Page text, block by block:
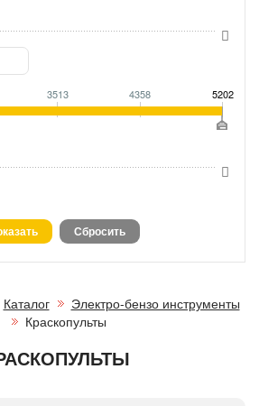
3513 4358 5202
Каталог
Электро-бензо инструменты
Краскопульты